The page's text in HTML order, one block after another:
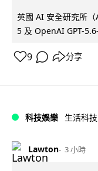
英國 AI 安全研究所
5 及 OpenAI GPT-
9 分享
科技娛樂 生活科技
Lawton 3 小時